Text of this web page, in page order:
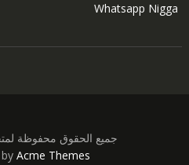
Whatsapp Nigga
جميع الحقوق محفوظة
Acme Themes